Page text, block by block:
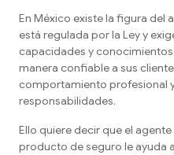
En México existe la figura del
está regulada por la Ley y
capacidades y
manera confiable a sus
comportamiento profesional
responsabilidades.
Ello quiere decir que el
producto de seguro le ayuda